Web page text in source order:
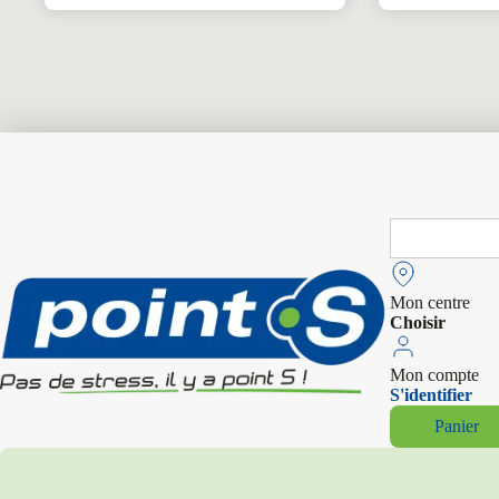
Search
Mon centre
Choisir
Mon compte
S'identifier
Panier